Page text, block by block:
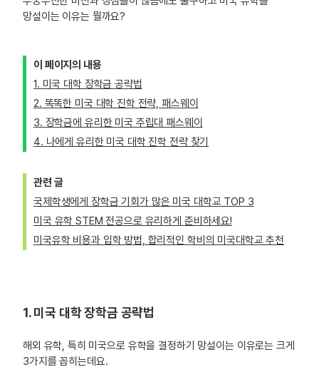
망설이는 이유는 뭘까요?
이 페이지의 내용
1. 미국 대학 장학금 공략법
2. 똑똑한 미국 대학 진학 전략, 패스웨이
3. 장학금에 유리한 미국 주립대 패스웨이
4. 나에게 유리한 미국 대학 진학 전략 찾기
관련 글
국제학생에게 장학금 기회가 많은 미국 대학교 TOP 3
미국 유학 STEM 전공으로 유리하게 준비하세요!
미국유학 비용과 입학 방법, 합리적인 학비의 미국대학교 추천
1. 미국 대학 장학금 공략법
해외 유학, 특히 미국으로 유학을 결정하기 망설이는 이유로는 크게
3가지를 꼽히는데요.